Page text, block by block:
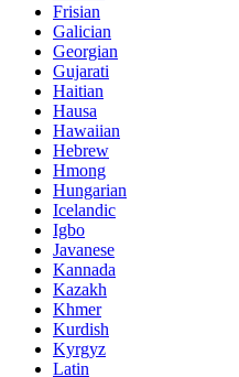
Frisian
Galician
Georgian
Gujarati
Haitian
Hausa
Hawaiian
Hebrew
Hmong
Hungarian
Icelandic
Igbo
Javanese
Kannada
Kazakh
Khmer
Kurdish
Kyrgyz
Latin